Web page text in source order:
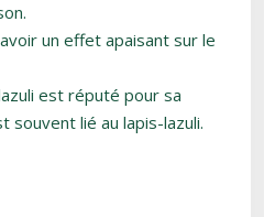
un effet apaisant sur le
est réputé pour sa
souvent lié au lapis-lazuli.